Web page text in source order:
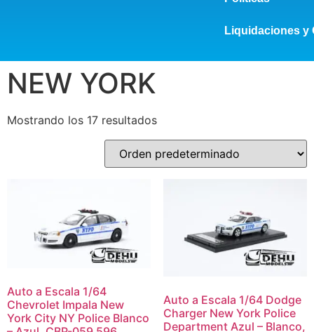
Liquidaciones y
NEW YORK
Mostrando los 17 resultados
Auto a Escala 1/64
Chevrolet Impala New
York City NY Police Blanco
Auto a Escala 1/64 Dodge
Charger New York Police
Department Azul – Blanco,